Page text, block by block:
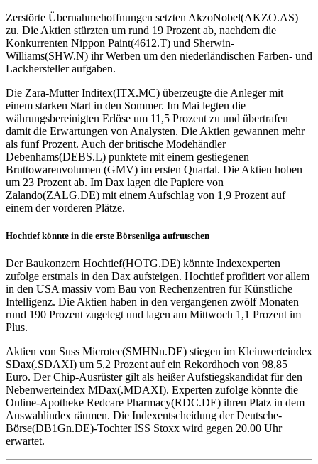
Zerstörte Übernahmehoffnungen setzten AkzoNobel(AKZO.AS)
zu. Die Aktien stürzten um rund 19 Prozent ab, nachdem die
Konkurrenten Nippon Paint(4612.T) und Sherwin-
Williams(SHW.N) ihr Werben um den niederländischen Farben- und
Lackhersteller aufgaben.
Die Zara-Mutter Inditex(ITX.MC) überzeugte die Anleger mit
einem starken Start in den Sommer. Im Mai legten die
währungsbereinigten Erlöse um 11,5 Prozent zu und übertrafen
damit die Erwartungen von Analysten. Die Aktien gewannen mehr
als fünf Prozent. Auch der britische Modehändler
Debenhams(DEBS.L) punktete mit einem gestiegenen
Bruttowarenvolumen (GMV) im ersten Quartal. Die Aktien hoben
um 23 Prozent ab. Im Dax lagen die Papiere von
Zalando(ZALG.DE) mit einem Aufschlag von 1,9 Prozent auf
einem der vorderen Plätze.
Hochtief könnte in die erste Börsenliga aufrutschen
Der Baukonzern Hochtief(HOTG.DE) könnte Indexexperten
zufolge erstmals in den Dax aufsteigen. Hochtief profitiert vor allem
in den USA massiv vom Bau von Rechenzentren für Künstliche
Intelligenz. Die Aktien haben in den vergangenen zwölf Monaten
rund 190 Prozent zugelegt und lagen am Mittwoch 1,1 Prozent im
Plus.
Aktien von Suss Microtec(SMHNn.DE) stiegen im Kleinwerteindex
SDax(.SDAXI) um 5,2 Prozent auf ein Rekordhoch von 98,85
Euro. Der Chip-Ausrüster gilt als heißer Aufstiegskandidat für den
Nebenwerteindex MDax(.MDAXI). Experten zufolge könnte die
Online-Apotheke Redcare Pharmacy(RDC.DE) ihren Platz in dem
Auswahlindex räumen. Die Indexentscheidung der Deutsche-
Börse(DB1Gn.DE)-Tochter ISS Stoxx wird gegen 20.00 Uhr
erwartet.